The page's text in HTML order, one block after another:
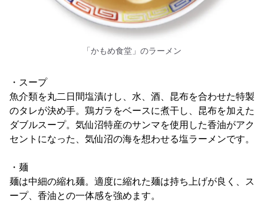
「かもめ食堂」のラーメン
・スープ
魚介類を丸二日間塩漬けし、水、酒、昆布を合わせた特製
のタレが決め手。鶏ガラをベースに煮干し、昆布を加えた
ダブルスープ。気仙沼特産のサンマを使用した香油がアク
セントになった、気仙沼の海を想わせる塩ラーメンです。
・麺
麺は中細の縮れ麺。適度に縮れた麺は持ち上げが良く、ス
ープ、香油との一体感を強めます。